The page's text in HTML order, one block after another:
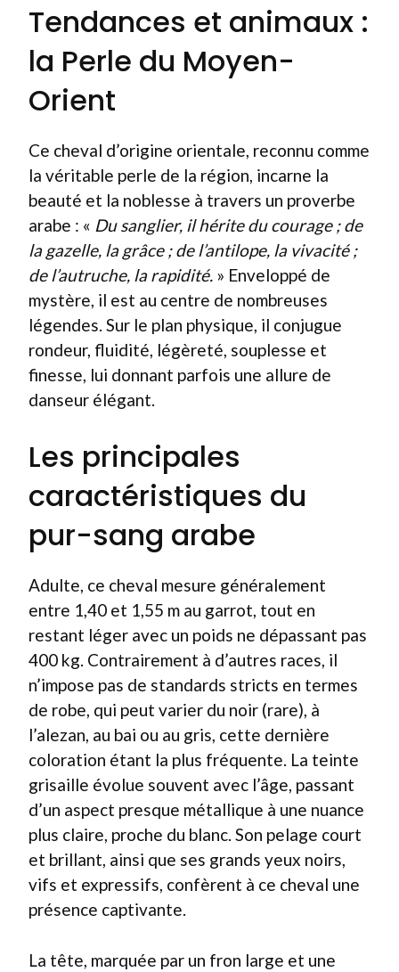
Tendances et animaux :
la Perle du Moyen-
Orient
Ce cheval d’origine orientale, reconnu comme
la véritable perle de la région, incarne la
beauté et la noblesse à travers un proverbe
arabe : « Du sanglier, il hérite du courage ; de
la gazelle, la grâce ; de l’antilope, la vivacité ;
de l’autruche, la rapidité. » Enveloppé de
mystère, il est au centre de nombreuses
légendes. Sur le plan physique, il conjugue
rondeur, fluidité, légèreté, souplesse et
finesse, lui donnant parfois une allure de
danseur élégant.
Les principales
caractéristiques du
pur-sang arabe
Adulte, ce cheval mesure généralement
entre 1,40 et 1,55 m au garrot, tout en
restant léger avec un poids ne dépassant pas
400 kg. Contrairement à d’autres races, il
n’impose pas de standards stricts en termes
de robe, qui peut varier du noir (rare), à
l’alezan, au bai ou au gris, cette dernière
coloration étant la plus fréquente. La teinte
grisaille évolue souvent avec l’âge, passant
d’un aspect presque métallique à une nuance
plus claire, proche du blanc. Son pelage court
et brillant, ainsi que ses grands yeux noirs,
vifs et expressifs, confèrent à ce cheval une
présence captivante.
La tête, marquée par un fron large et une